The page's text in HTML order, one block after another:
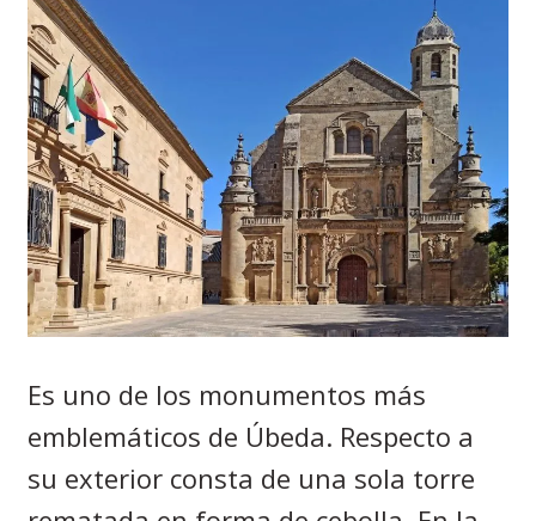
Es uno de los monumentos más
emblemáticos de Úbeda. Respecto a
su exterior consta de una sola torre